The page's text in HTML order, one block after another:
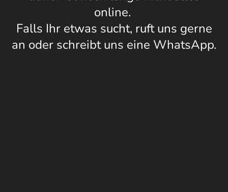
online.
Falls Ihr etwas sucht, ruft uns gerne
an oder schreibt uns eine WhatsApp.